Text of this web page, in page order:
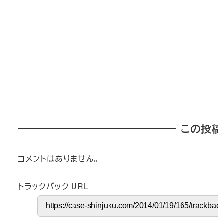
この投
コメントはありません。
トラックバック URL